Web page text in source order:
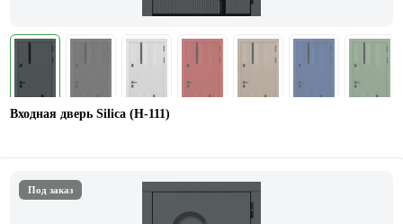
Входная дверь Silica (Н-111)
Под заказ